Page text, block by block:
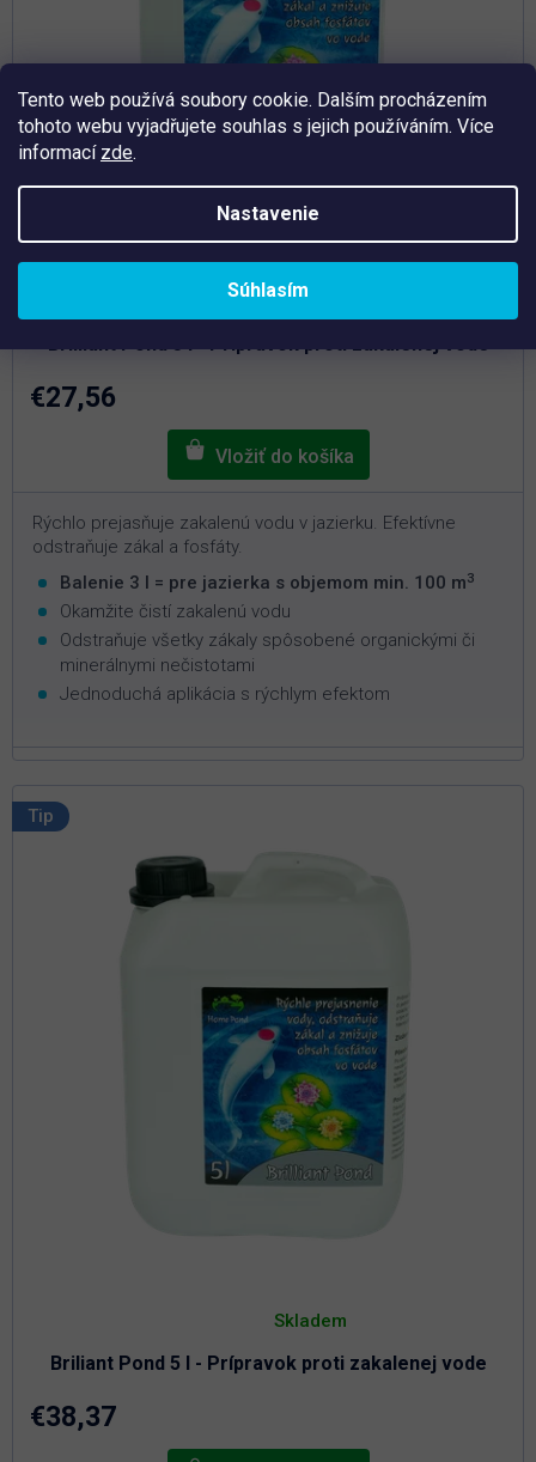
Tento web používá soubory cookie. Dalším procházením
tohoto webu vyjadřujete souhlas s jejich používáním. Více
informací zde.
Nastavenie
Súhlasím
Brilliant Pond 3 l - Prípravok proti zakalenej vode
Priemerné
hodnotenie
produktu
5,0
Skladem
€27,56
Rýchlo prejasňuje zakalenú vodu v jazierku. Efektívne
odstraňuje zákal a fosfáty.
Balenie 3 l = pre jazierka s objemom min. 100 m3
Okamžite čistí zakalenú vodu
Odstraňuje všetky zákaly spôsobené organickými či
minerálnymi nečistotami
Jednoduchá aplikácia s rýchlym efektom
Tip
Briliant Pond 5 l - Prípravok proti zakalenej vode
hodnotenie
je
4,6
Skladem
€38,37